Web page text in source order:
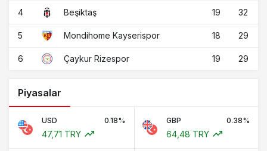
4 Beşiktaş 19 32
5 Mondihome Kayserispor 18 29
6 Çaykur Rizespor 19 29
Piyasalar
USD 0.18%
47,71 TRY
GBP 0.38%
64,48 TRY